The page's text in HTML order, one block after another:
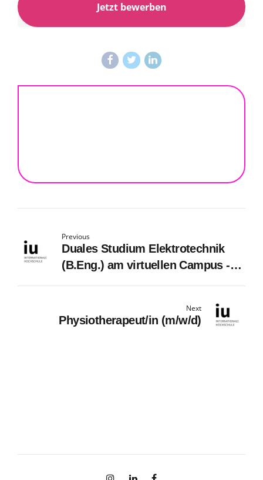
Previous
Duales Studium Elektrotechnik
(B.Eng.) am virtuellen Campus -
Next
Physiotherapeut/in (m/w/d)